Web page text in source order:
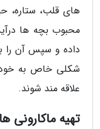
های قلب، ستاره،
محبوب بچه ها
داده و سپس آن را
شکلی خاص به خود
علاقه مند شوند.
تهیه ماکارونی